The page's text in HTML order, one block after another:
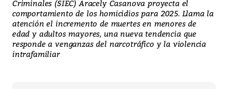
Criminales (SIEC) Aracely Casanova proyecta el
comportamiento de los homicidios para 2025. Llama la
atención el incremento de muertes en menores de
edad y adultos mayores, una nueva tendencia que
responde a venganzas del narcotráfico y la violencia
intrafamiliar